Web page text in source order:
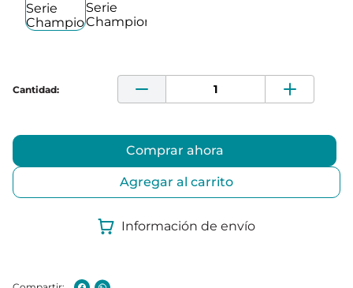
Comprar ahora
Agregar al carrito
Información de envío